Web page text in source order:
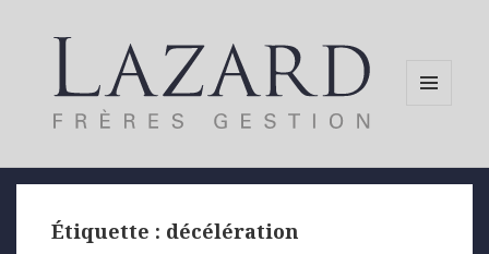
Étiquette : décélération